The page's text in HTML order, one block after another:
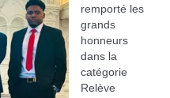
remporté les
grands
honneurs
dans la
catégorie
Relève